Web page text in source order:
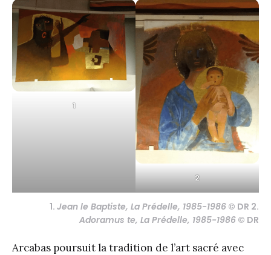
1
2
1. Jean le Baptiste, La Prédelle, 1985-1986 © DR 2.
Adoramus te, La Prédelle, 1985-1986 © DR
Arcabas poursuit la tradition de l’art sacré avec